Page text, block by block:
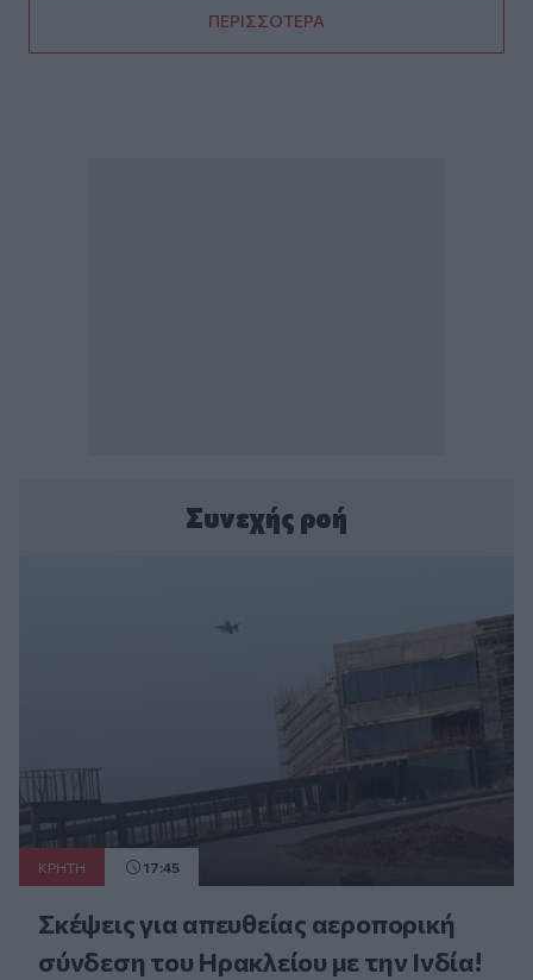
ΠΕΡΙΣΣΟΤΕΡΑ
Συνεχής ροή
ΚΡΗΤΗ 17:45
Σκέψεις για απευθείας αεροπορική
σύνδεση του Ηρακλείου με την Ινδία!